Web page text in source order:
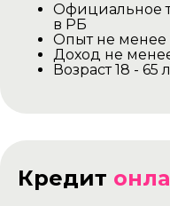
Кредит
Официальное
в РБ
Опыт не менее
Доход не
Возраст 18 - 65